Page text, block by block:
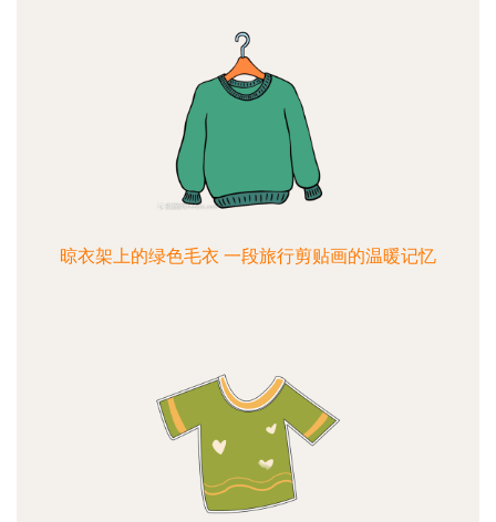
晾衣架上的绿色毛衣 一段旅行剪贴画的温暖记忆